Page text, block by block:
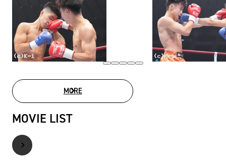
MOREPHOTO GALLERY
MOVIE LIST